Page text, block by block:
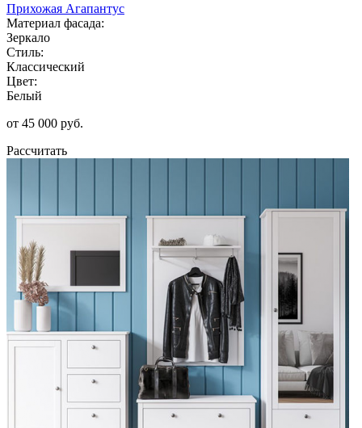
Прихожая Агапантус
Материал фасада:
Зеркало
Стиль:
Классический
Цвет:
Белый
от 45 000 руб.
Рассчитать